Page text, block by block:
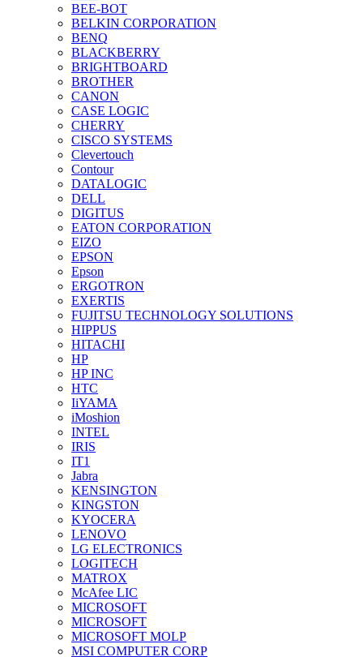
BEE-BOT
BELKIN CORPORATION
BENQ
BLACKBERRY
BRIGHTBOARD
BROTHER
CANON
CASE LOGIC
CHERRY
CISCO SYSTEMS
Clevertouch
Contour
DATALOGIC
DELL
DIGITUS
EATON CORPORATION
EIZO
EPSON
Epson
ERGOTRON
EXERTIS
FUJITSU TECHNOLOGY SOLUTIONS
HIPPUS
HITACHI
HP
HP INC
HTC
IiYAMA
iMoshion
INTEL
IRIS
IT1
Jabra
KENSINGTON
KINGSTON
KYOCERA
LENOVO
LG ELECTRONICS
LOGITECH
MATROX
McAfee LIC
MICROSOFT
MICROSOFT
MICROSOFT MOLP
MSI COMPUTER CORP